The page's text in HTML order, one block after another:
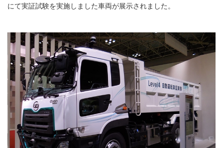
にて実証試験を実施しました車両が展示されました。